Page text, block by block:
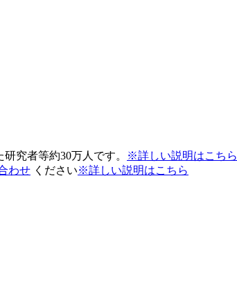
究者等約30万人です。
※詳しい説明はこちら
わせ ください※詳しい説明はこちら